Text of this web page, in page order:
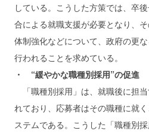
している。こうした方策では、卒
合による就職支援が必要となり、
体制強化などについて、政府の更
行われることを求めている。
・ “緩やかな職種別採用”の促進
「職種別採用」は、就職後に担
れており、応募者はその職種に就
ステムである。こうした「職種別